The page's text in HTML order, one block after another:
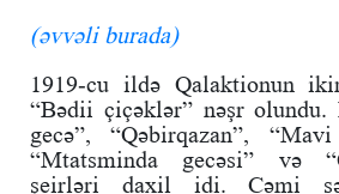
(əvvəli burada)
1919-cu ildə Qalaktionun
“Bədii çiçəklər” nəşr olundu.
gecə”, “Qəbirqazan”,
“Mtatsminda gecəsi” və
şeirləri daxil idi. Cəmi